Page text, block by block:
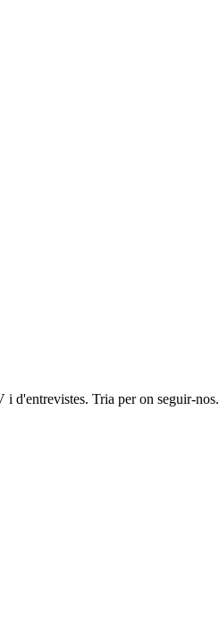
i d'entrevistes. Tria per on seguir-nos.